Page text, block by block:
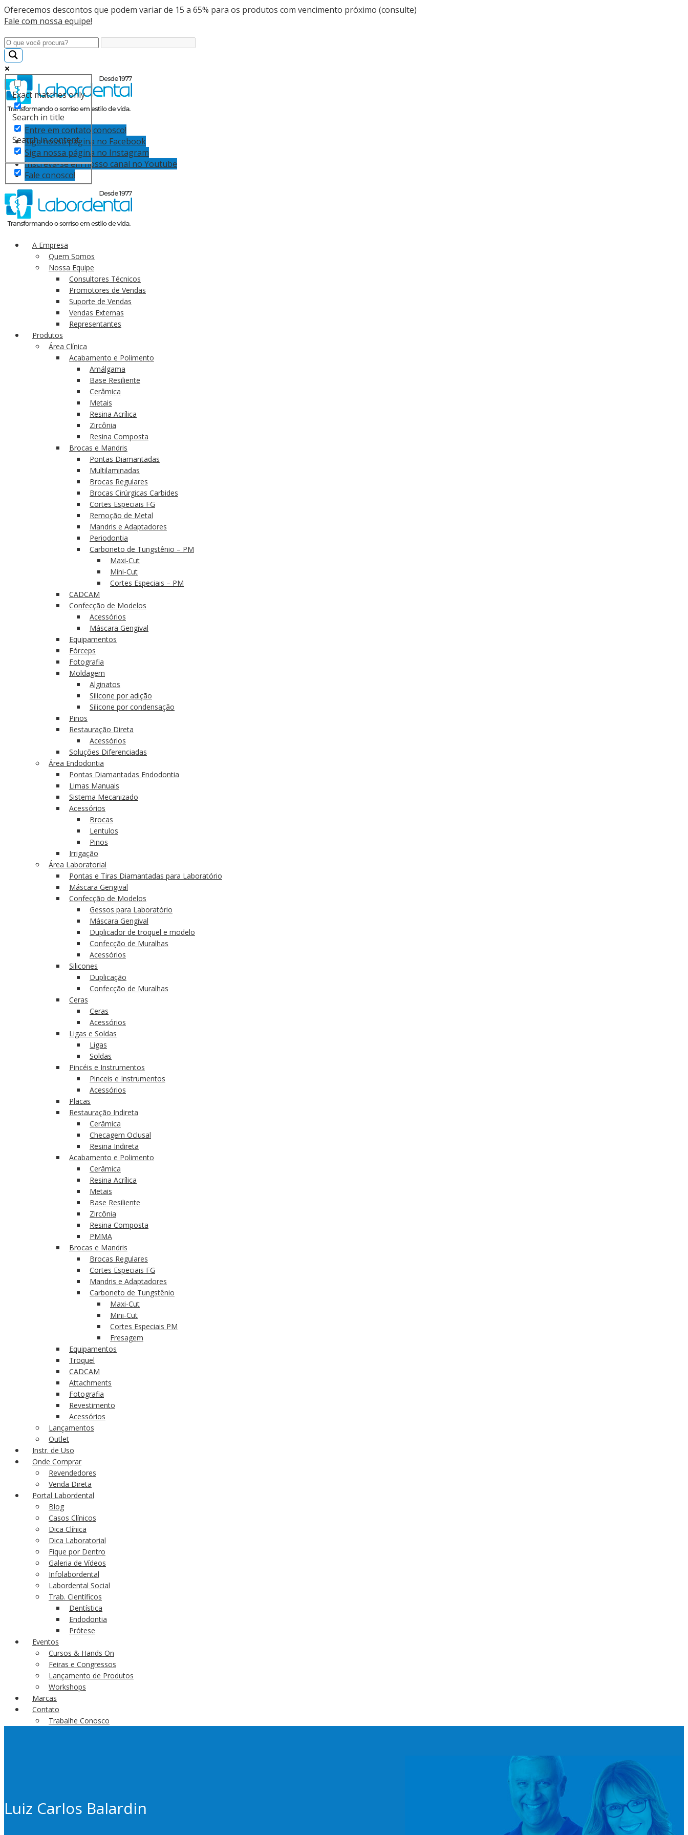
Oferecemos descontos que podem variar de 15 a 65% para os produtos com vencimento próximo (consulte)
Fale com nossa equipe!
Exact matches only
Search in title
Search in content
Entre em contato conosco!
Siga nossa página no Facebook
Siga nossa página no Instagram
Inscreva-se em nosso canal no Youtube
Fale conosco!
A Empresa
Quem Somos
Nossa Equipe
Consultores Técnicos
Promotores de Vendas
Suporte de Vendas
Vendas Externas
Representantes
Produtos
Área Clínica
Acabamento e Polimento
Amálgama
Base Resiliente
Cerâmica
Metais
Resina Acrílica
Zircônia
Resina Composta
Brocas e Mandris
Pontas Diamantadas
Multilaminadas
Brocas Regulares
Brocas Cirúrgicas Carbides
Cortes Especiais FG
Remoção de Metal
Mandris e Adaptadores
Periodontia
Carboneto de Tungstênio – PM
Maxi-Cut
Mini-Cut
Cortes Especiais – PM
CADCAM
Confecção de Modelos
Acessórios
Máscara Gengival
Equipamentos
Fórceps
Fotografia
Moldagem
Alginatos
Silicone por adição
Silicone por condensação
Pinos
Restauração Direta
Acessórios
Soluções Diferenciadas
Área Endodontia
Pontas Diamantadas Endodontia
Limas Manuais
Sistema Mecanizado
Acessórios
Brocas
Lentulos
Pinos
Irrigação
Área Laboratorial
Pontas e Tiras Diamantadas para Laboratório
Máscara Gengival
Confecção de Modelos
Gessos para Laboratório
Máscara Gengival
Duplicador de troquel e modelo
Confecção de Muralhas
Acessórios
Silicones
Duplicação
Confecção de Muralhas
Ceras
Ceras
Acessórios
Ligas e Soldas
Ligas
Soldas
Pincéis e Instrumentos
Pinceis e Instrumentos
Acessórios
Placas
Restauração Indireta
Cerâmica
Checagem Oclusal
Resina Indireta
Acabamento e Polimento
Cerâmica
Resina Acrílica
Metais
Base Resiliente
Zircônia
Resina Composta
PMMA
Brocas e Mandris
Brocas Regulares
Cortes Especiais FG
Mandris e Adaptadores
Carboneto de Tungstênio
Maxi-Cut
Mini-Cut
Cortes Especiais PM
Fresagem
Equipamentos
Troquel
CADCAM
Attachments
Fotografia
Revestimento
Acessórios
Lançamentos
Outlet
Instr. de Uso
Onde Comprar
Revendedores
Venda Direta
Portal Labordental
Blog
Casos Clínicos
Dica Clínica
Dica Laboratorial
Fique por Dentro
Galeria de Vídeos
Infolabordental
Labordental Social
Trab. Científicos
Dentística
Endodontia
Prótese
Eventos
Cursos & Hands On
Feiras e Congressos
Lançamento de Produtos
Workshops
Marcas
Contato
Trabalhe Conosco
Luiz Carlos Balardin